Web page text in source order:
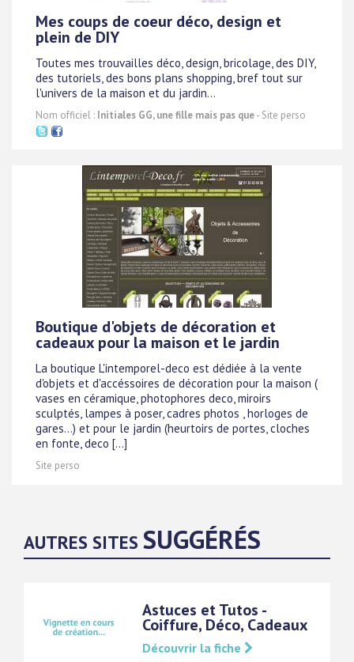
Mes coups de coeur déco, design et
plein de DIY
Toutes mes trouvailles déco, design, bricolage, des DIY,
des tutoriels, des bons plans shopping, bref tout sur
l'univers de la maison et du jardin...
Nom officiel : Initiales GG, une fille mais pas que- Site perso
Boutique d'objets de décoration et
cadeaux pour la maison et le jardin
La boutique L'intemporel-deco est dédiée à la vente
d'objets et d'accéssoires de décoration pour la maison (
vases en céramique, photophores deco, miroirs
sculptés, lampes à poser, cadres photos , horloges de
gares...) et pour le jardin (heurtoirs de portes, cloches
en fonte, deco [...]
Site perso
AUTRES SITES SUGGÉRÉS
Astuces et Tutos -
Coiffure, Déco, Cadeaux
Découvrir la fiche